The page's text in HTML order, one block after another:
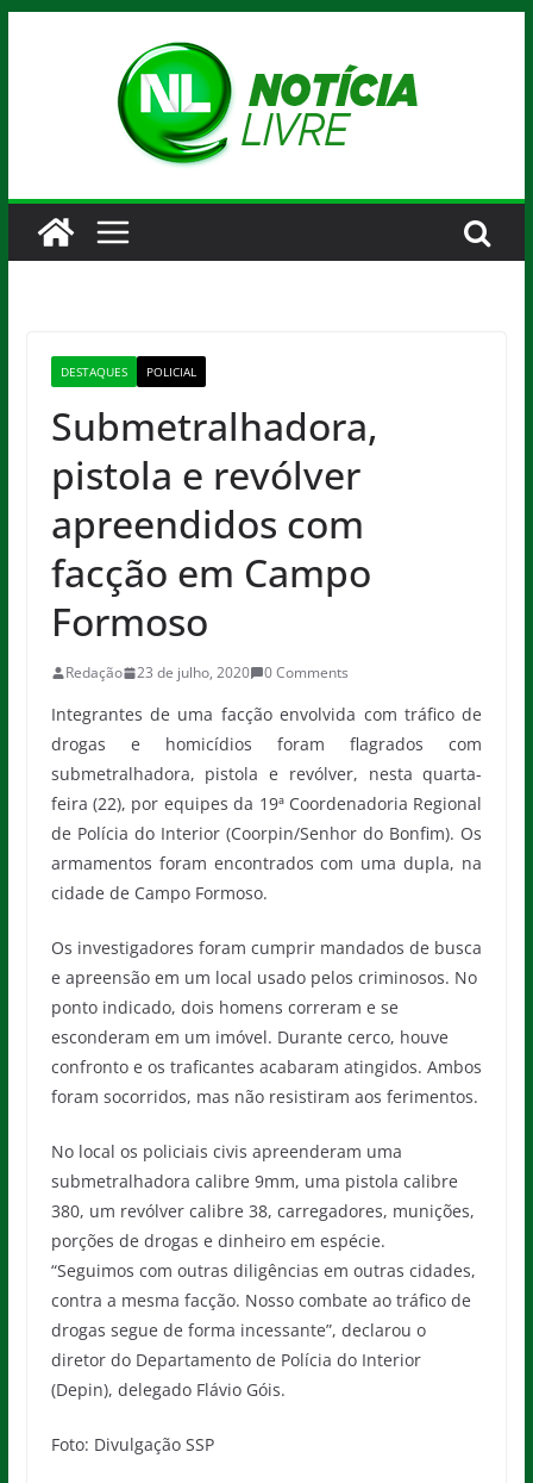
DESTAQUES POLICIAL
Submetralhadora,
pistola e revólver
apreendidos com
facção em Campo
Formoso
Redação 23 de julho, 2020 0 Comments
Integrantes de uma facção envolvida com tráfico de
drogas e homicídios foram flagrados com
submetralhadora, pistola e revólver, nesta quarta-
feira (22), por equipes da 19ª Coordenadoria Regional
de Polícia do Interior (Coorpin/Senhor do Bonfim). Os
armamentos foram encontrados com uma dupla, na
cidade de Campo Formoso.
Os investigadores foram cumprir mandados de busca
e apreensão em um local usado pelos criminosos. No
ponto indicado, dois homens correram e se
esconderam em um imóvel. Durante cerco, houve
confronto e os traficantes acabaram atingidos. Ambos
foram socorridos, mas não resistiram aos ferimentos.
No local os policiais civis apreenderam uma
submetralhadora calibre 9mm, uma pistola calibre
380, um revólver calibre 38, carregadores, munições,
porções de drogas e dinheiro em espécie.
“Seguimos com outras diligências em outras cidades,
contra a mesma facção. Nosso combate ao tráfico de
drogas segue de forma incessante”, declarou o
diretor do Departamento de Polícia do Interior
(Depin), delegado Flávio Góis.
Foto: Divulgação SSP